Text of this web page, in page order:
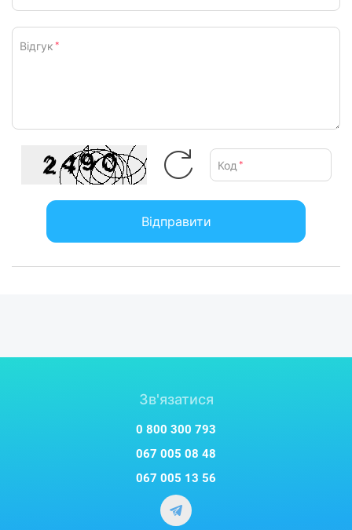
Відгук *
Код *
Відправити
Зв'язатися
0 800 300 793
067 005 08 48
067 005 13 56